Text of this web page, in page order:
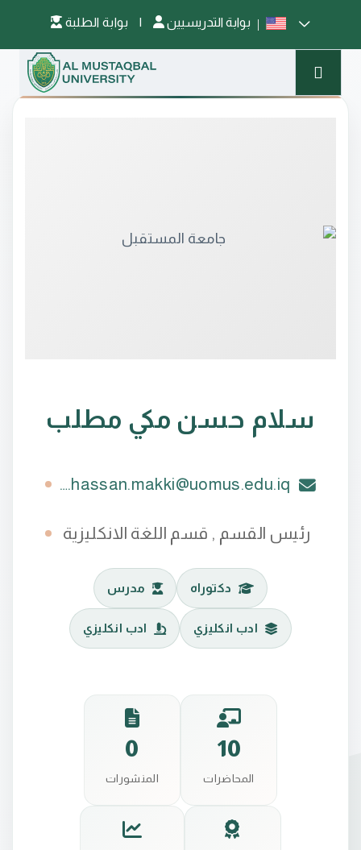
| بوابة التدريسيين
سلام حسن مكي مطلب
salam.hassan.makki@uomus.edu.iq
رئيس القسم , قسم اللغة الانكليزية
دكتوراه مدرس
ادب انكليزي ادب انكليزي
10
المحاضرات
0
المنشورات